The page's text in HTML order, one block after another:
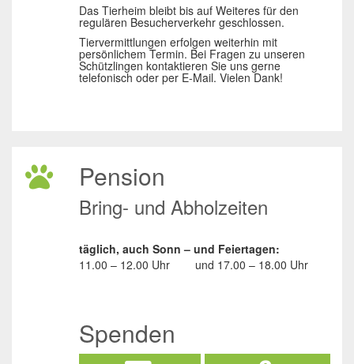
Das Tierheim bleibt bis auf Weiteres für den
regulären Besucherverkehr geschlossen.
Tiervermittlungen erfolgen weiterhin mit
persönlichem Termin. Bei Fragen zu unseren
Schützlingen kontaktieren Sie uns gerne
telefonisch oder per E-Mail. Vielen Dank!
Pension
Bring- und Abholzeiten
täglich, auch Sonn – und Feiertagen:
11.00 – 12.00 Uhr
und 17.00 – 18.00 Uhr
Spenden